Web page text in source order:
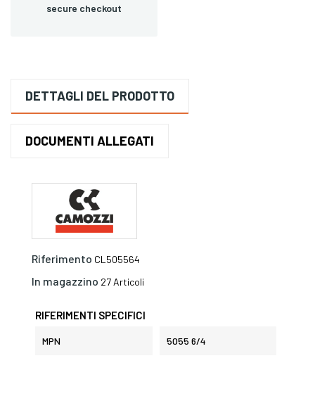
secure checkout
DETTAGLI DEL PRODOTTO
DOCUMENTI ALLEGATI
Riferimento CL505564
In magazzino 27 Articoli
RIFERIMENTI SPECIFICI
MPN 5055 6/4